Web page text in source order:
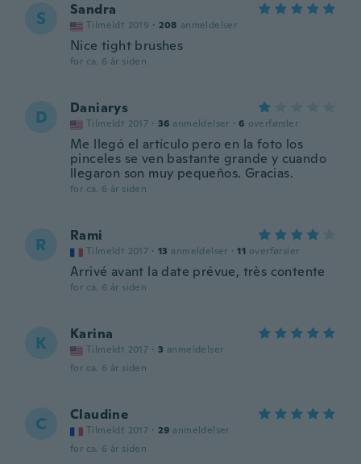
S Sandra
Tilmeldt 2019 · 208 anmeldelser
Nice tight brushes
for ca. 6 år siden
D Daniarys
Tilmeldt 2017 · 36 anmeldelser · 6 overførsler
Me llegó el artículo pero en la foto los
pinceles se ven bastante grande y cuando
llegaron son muy pequeños. Gracias.
for ca. 6 år siden
R Rami
Tilmeldt 2017 · 13 anmeldelser · 11 overførsler
Arrivé avant la date prévue, très contente
for ca. 6 år siden
K Karina
Tilmeldt 2017 · 3 anmeldelser
for ca. 6 år siden
C Claudine
Tilmeldt 2017 · 29 anmeldelser
for ca. 6 år siden